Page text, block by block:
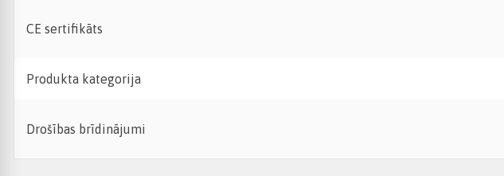
CE sertifikāts
Produkta kategorija
Drošības brīdinājumi